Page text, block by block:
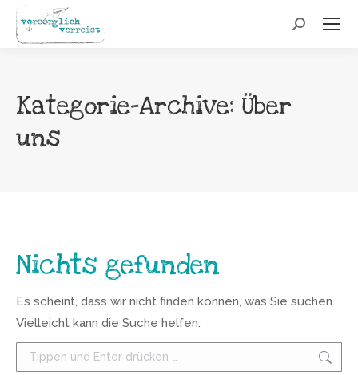
Search:
Kategorie-Archive: Über
uns
Nichts gefunden
Es scheint, dass wir nicht finden können, was Sie suchen.
Vielleicht kann die Suche helfen.
Search: